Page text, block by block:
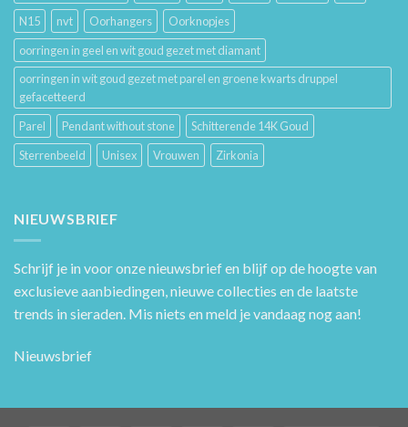
N15
nvt Oorhangers
Oorknopjes
oorringen in geel en wit goud gezet met diamant
oorringen in wit goud gezet met parel en groene kwarts druppel
gefacetteerd
Parel
Pendant without stone
Schitterende 14K Goud
Sterrenbeeld
Unisex Vrouwen Zirkonia
NIEUWSBRIEF
Schrijf je in voor onze nieuwsbrief en blijf op de hoogte van
exclusieve aanbiedingen, nieuwe collecties en de laatste
trends in sieraden. Mis niets en meld je vandaag nog aan!
Nieuwsbrief